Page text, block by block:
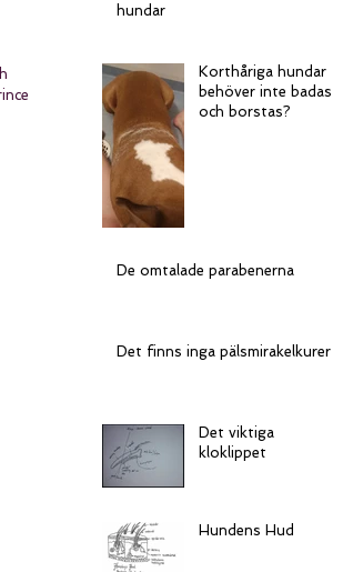
hundar
Korthåriga hundar
behöver inte badas
och borstas?
De omtalade parabenerna
Det finns inga pälsmirakelkurer
Det viktiga
kloklippet
Hundens Hud